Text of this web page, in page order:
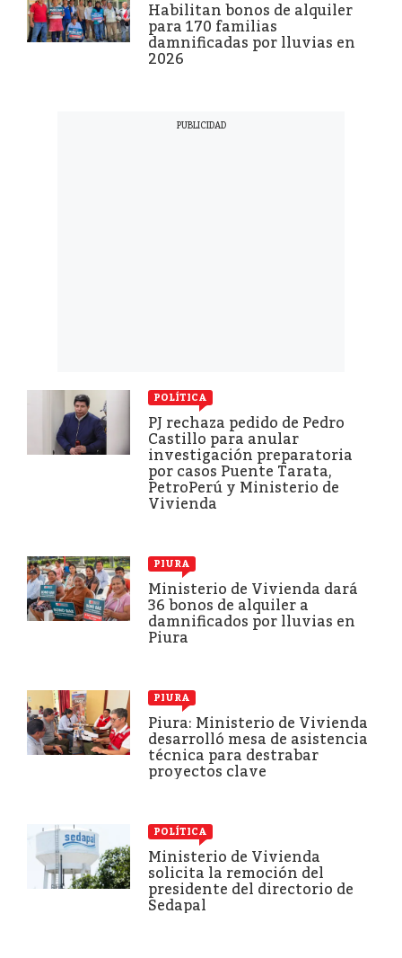
Habilitan bonos de alquiler
para 170 familias
damnificadas por lluvias en
2026
POLÍTICA
PJ rechaza pedido de Pedro
Castillo para anular
investigación preparatoria
por casos Puente Tarata,
PetroPerú y Ministerio de
Vivienda
PIURA
Ministerio de Vivienda dará
36 bonos de alquiler a
damnificados por lluvias en
Piura
PIURA
Piura: Ministerio de Vivienda
desarrolló mesa de asistencia
técnica para destrabar
proyectos clave
POLÍTICA
Ministerio de Vivienda
solicita la remoción del
presidente del directorio de
Sedapal